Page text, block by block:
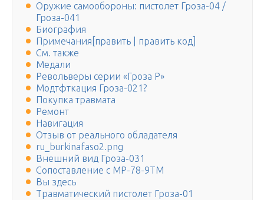
Оружие самообороны: пистолет Гроза-04 /
Гроза-041
Биография
Примечания[править | править код]
См. также
Медали
Револьверы серии «Гроза Р»
Модтфткация Гроза-021?
Покупка травмата
Ремонт
Навигация
Отзыв от реального обладателя
ru_burkinafaso2.png
Внешний вид Гроза-031
Сопоставление с МР-78-9ТМ
Вы здесь
Травматический пистолет Гроза-01